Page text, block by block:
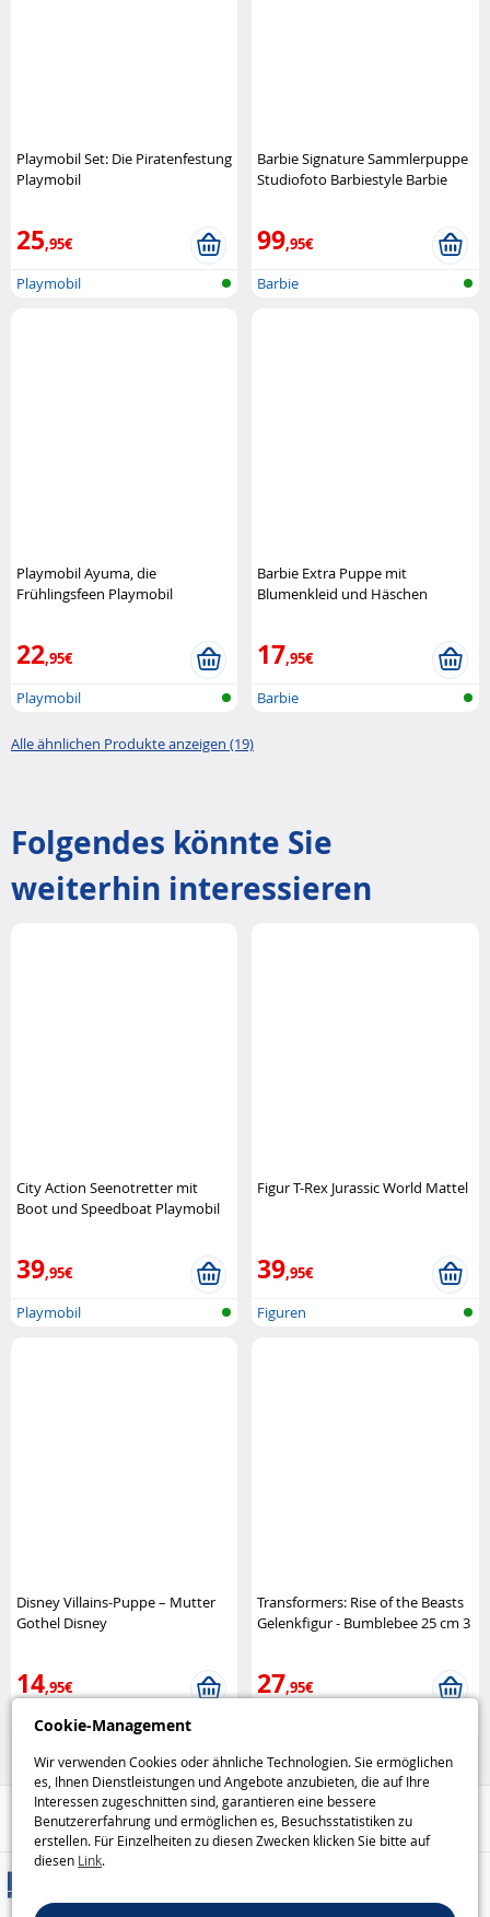
Cookie-Management
Wir verwenden Cookies oder ähnliche Technologien. Sie ermöglichen
es, Ihnen Dienstleistungen und Angebote anzubieten, die auf Ihre
Interessen zugeschnitten sind, garantieren eine bessere
Benutzererfahrung und ermöglichen es, Besuchsstatistiken zu
erstellen. Für Einzelheiten zu diesen Zwecken klicken Sie bitte auf
diesen Link.
Playmobil Set: Die Piratenfestung
Playmobil
25,95€
Playmobil
Barbie Signature Sammlerpuppe
Studiofoto Barbiestyle Barbie
99,95€
Barbie
Playmobil Ayuma, die
Frühlingsfeen Playmobil
22,95€
Playmobil
Barbie Extra Puppe mit
Blumenkleid und Häschen
17,95€
Barbie
Alle ähnlichen Produkte anzeigen (19)
Folgendes könnte Sie
weiterhin interessieren
City Action Seenotretter mit
Boot und Speedboat Playmobil
39,95€
Playmobil
Figur T-Rex Jurassic World Mattel
39,95€
Figuren
Disney Villains-Puppe – Mutter
Gothel Disney
14,95€
Disney
Transformers: Rise of the Beasts
Gelenkfigur - Bumblebee 25 cm 3
27,95€
Hilfe / Kontakt